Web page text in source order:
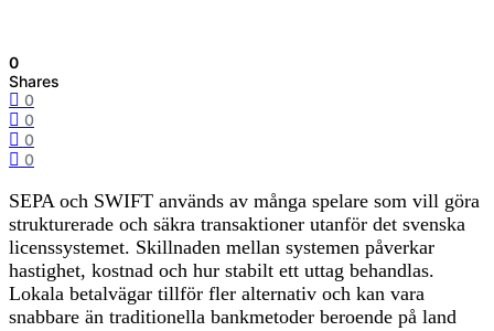
0
Shares
0
0
0
0
SEPA och SWIFT används av många spelare som vill göra
strukturerade och säkra transaktioner utanför det svenska
licenssystemet. Skillnaden mellan systemen påverkar
hastighet, kostnad och hur stabilt ett uttag behandlas.
Lokala betalvägar tillför fler alternativ och kan vara
snabbare än traditionella bankmetoder beroende på land